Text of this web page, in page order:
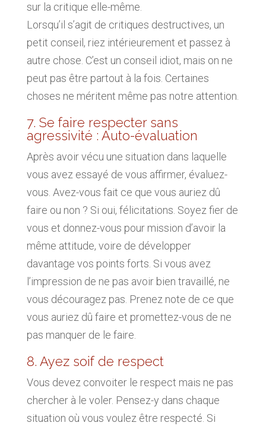
sur la critique elle-même.
Lorsqu’il s’agit de critiques destructives, un
petit conseil, riez intérieurement et passez à
autre chose. C’est un conseil idiot, mais on ne
peut pas être partout à la fois. Certaines
choses ne méritent même pas notre attention.
7. Se faire respecter sans
agressivité : Auto-évaluation
Après avoir vécu une situation dans laquelle
vous avez essayé de vous affirmer, évaluez-
vous. Avez-vous fait ce que vous auriez dû
faire ou non ? Si oui, félicitations. Soyez fier de
vous et donnez-vous pour mission d’avoir la
même attitude, voire de développer
davantage vos points forts. Si vous avez
l’impression de ne pas avoir bien travaillé, ne
vous découragez pas. Prenez note de ce que
vous auriez dû faire et promettez-vous de ne
pas manquer de le faire.
8. Ayez soif de respect
Vous devez convoiter le respect mais ne pas
chercher à le voler. Pensez-y dans chaque
situation où vous voulez être respecté. Si